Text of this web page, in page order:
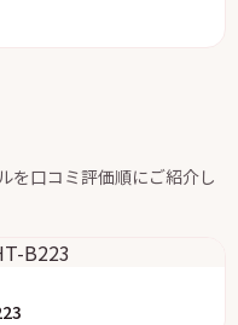
を口コミ評価順にご紹介し